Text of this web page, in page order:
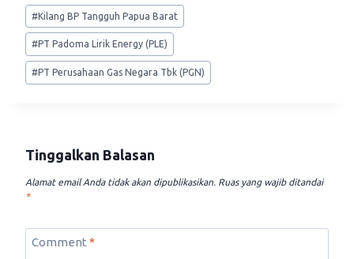
#Kilang BP Tangguh Papua Barat
#PT Padoma Lirik Energy (PLE)
#PT Perusahaan Gas Negara Tbk (PGN)
Tinggalkan Balasan
Alamat email Anda tidak akan dipublikasikan. Ruas yang wajib ditandai
*
Comment*